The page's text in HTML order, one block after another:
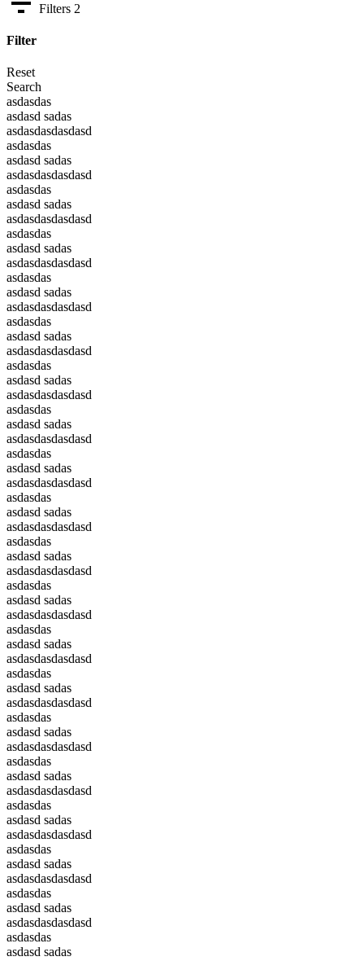
Filters 2
Filter
Reset
Search
asdasdas
asdasd sadas
asdasdasdasdasd
asdasdas
asdasd sadas
asdasdasdasdasd
asdasdas
asdasd sadas
asdasdasdasdasd
asdasdas
asdasd sadas
asdasdasdasdasd
asdasdas
asdasd sadas
asdasdasdasdasd
asdasdas
asdasd sadas
asdasdasdasdasd
asdasdas
asdasd sadas
asdasdasdasdasd
asdasdas
asdasd sadas
asdasdasdasdasd
asdasdas
asdasd sadas
asdasdasdasdasd
asdasdas
asdasd sadas
asdasdasdasdasd
asdasdas
asdasd sadas
asdasdasdasdasd
asdasdas
asdasd sadas
asdasdasdasdasd
asdasdas
asdasd sadas
asdasdasdasdasd
asdasdas
asdasd sadas
asdasdasdasdasd
asdasdas
asdasd sadas
asdasdasdasdasd
asdasdas
asdasd sadas
asdasdasdasdasd
asdasdas
asdasd sadas
asdasdasdasdasd
asdasdas
asdasd sadas
asdasdasdasdasd
asdasdas
asdasd sadas
asdasdasdasdasd
asdasdas
asdasd sadas